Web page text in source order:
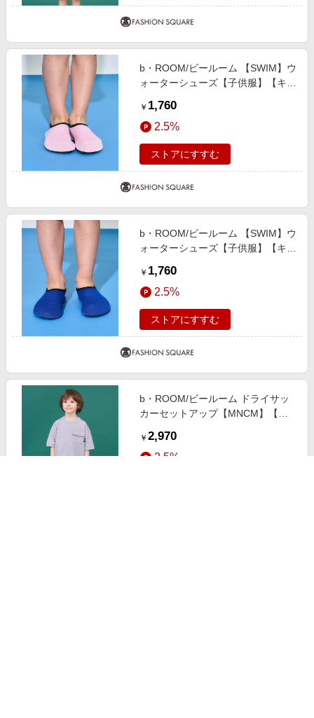
b・ROOM/ビールーム 【SWIM】ウ
ォーターシューズ【子供服】【キッ
ピンク S(17cm)
￥ 1,760
2.5%
ストアにすすむ
b・ROOM/ビールーム 【SWIM】ウ
ォーターシューズ【子供服】【キッ
LL(21cm)
￥ 1,760
2.5%
ストアにすすむ
b・ROOM/ビールーム ドライサッ
カーセットアップ【MNCM】【子
子】 グレー 150cm
￥ 2,970
2.5%